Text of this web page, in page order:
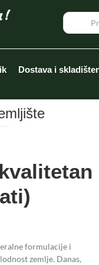
Dostava i
formulacije i
zemlje. Danas,